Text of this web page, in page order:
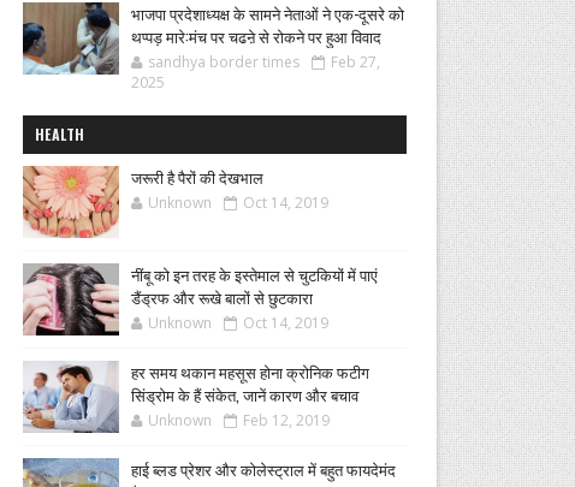
भाजपा प्रदेशाध्यक्ष के सामने नेताओं ने एक-दूसरे को
थप्पड़ मारे:मंच पर चढऩे से रोकने पर हुआ विवाद
sandhya border times
Feb 27,
2025
HEALTH
जरूरी है पैरों की देखभाल
Unknown Oct 14, 2019
नींबू को इन तरह के इस्तेमाल से चुटकियों में पाएं
डैंड्रफ और रूखे बालों से छुटकारा
Unknown Oct 14, 2019
हर समय थकान महसूस होना क्रोनिक फटीग
सिंड्रोम के हैं संकेत, जानें कारण और बचाव
Unknown Feb 12, 2019
हाई ब्लड प्रेशर और कोलेस्ट्राल में बहुत फायदेमंद